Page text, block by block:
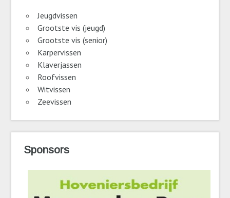
Jeugdvissen
Grootste vis (jeugd)
Grootste vis (senior)
Karpervissen
Klaverjassen
Roofvissen
Witvissen
Zeevissen
Sponsors